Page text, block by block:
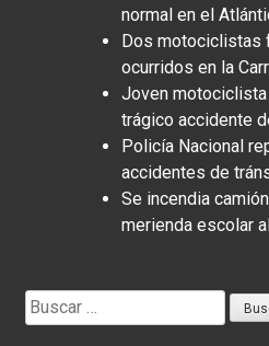
normal en el
Dos motociclistas
ocurridos en la
Joven
trágico accidente
Policía Nacional
accidentes de
Se incendia
merienda escolar
Buscar: